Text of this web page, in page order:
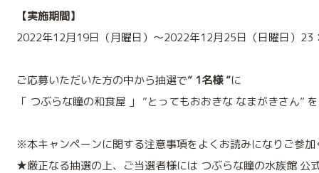
【実施期間】
2022年12月19日（月曜日）～2022年12月25日（日曜日）23
ご応募いただいた方の中から抽選で” 1名様 ”に
「 つぶらな瞳の和食屋 」 ”とってもおおきな なまがきさん”
※本キャンペーンに関する注意事項をよくお読みになりご参加
★厳正なる抽選の上、ご当選者様には つぶらな瞳の水族館 公